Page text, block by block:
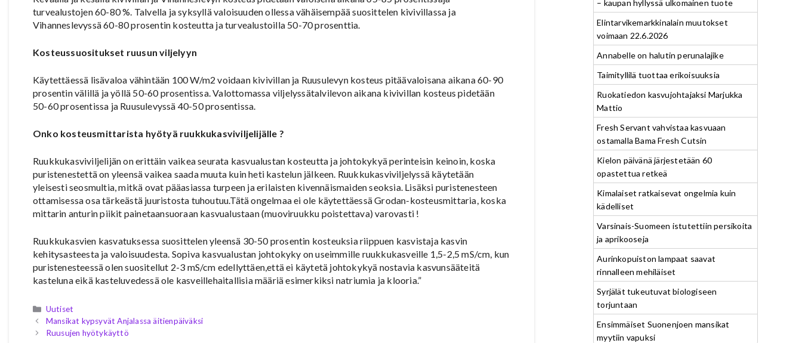
turvealustojen 60-80 %. Talvella ja syksyllä valoisuuden ollessa vähäisempää suosittelen kivivillassa ja
Vihanneslevyssä 60-80 prosentin kosteutta ja turvealustoilla 50-70 prosenttia.
Kosteussuositukset ruusun viljelyyn
Käytettäessä lisävaloa vähintään 100 W/m2 voidaan kivivillan ja Ruusulevyn kosteus pitäävaloisana aikana 60-90
prosentin välillä ja yöllä 50-60 prosentissa. Valottomassa viljelyssätalvilevon aikana kivivillan kosteus pidetään
50-60 prosentissa ja Ruusulevyssä 40-50 prosentissa.
Onko kosteusmittarista hyötyä ruukkukasviviljelijälle ?
Ruukkukasviviljelijän on erittäin vaikea seurata kasvualustan kosteutta ja johtokykyä perinteisin keinoin, koska
puristenestettä on yleensä vaikea saada muuta kuin heti kastelun jälkeen. Ruukkukasviviljelyssä käytetään
yleisesti seosmultia, mitkä ovat pääasiassa turpeen ja erilaisten kivennäismaiden seoksia. Lisäksi puristenesteen
ottamisessa osa tärkeästä juuristosta tuhoutuu.Tätä ongelmaa ei ole käytettäessä Grodan-kosteusmittaria, koska
mittarin anturin piikit painetaansuoraan kasvualustaan (muoviruukku poistettava) varovasti !
Ruukkukasvien kasvatuksessa suosittelen yleensä 30-50 prosentin kosteuksia riippuen kasvistaja kasvin
kehitysasteesta ja valoisuudesta. Sopiva kasvualustan johtokyky on useimmille ruukkukasveille 1,5-2,5 mS/cm, kun
puristenesteessä olen suositellut 2-3 mS/cm edellyttäen,että ei käytetä johtokykyä nostavia kasvunsääteitä
kasteluna eikä kasteluvedessä ole kasveillehaitallisia määriä esimerkiksi natriumia ja klooria.”
Kategoriat
Uutiset
Mansikat kypsyvät Anjalassa äitienpäiväksi
Ruusujen hyötykäyttö
– kaupan hyllyssä ulkomainen tuote
Elintarvikemarkkinalain muutokset
voimaan 22.6.2026
Annabelle on halutin perunalajike
Taimityllilä tuottaa erikoisuuksia
Ruokatiedon kasvujohtajaksi Marjukka
Mattio
Fresh Servant vahvistaa kasvuaan
ostamalla Bama Fresh Cutsin
Kielon päivänä järjestetään 60
opastettua retkeä
Kimalaiset ratkaisevat ongelmia kuin
kädelliset
Varsinais-Suomeen istutettiin persikoita
ja aprikooseja
Aurinkopuiston lampaat saavat
rinnalleen mehiläiset
Syrjälät tukeutuvat biologiseen
torjuntaan
Ensimmäiset Suonenjoen mansikat
myytiin vapuksi